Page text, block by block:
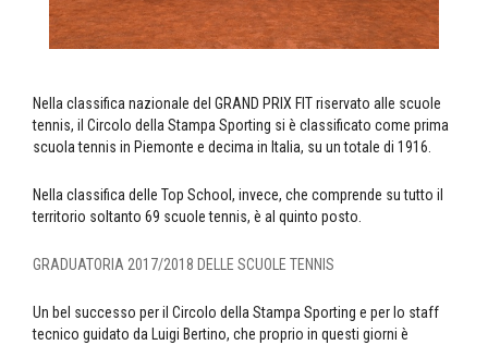
Nella classifica nazionale del GRAND PRIX FIT riservato alle scuole
tennis, il Circolo della Stampa Sporting si è classificato come prima
scuola tennis in Piemonte e decima in Italia, su un totale di 1916.
Nella classifica delle Top School, invece, che comprende su tutto il
territorio soltanto 69 scuole tennis, è al quinto posto.
GRADUATORIA 2017/2018 DELLE SCUOLE TENNIS
Un bel successo per il Circolo della Stampa Sporting e per lo staff
tecnico guidato da Luigi Bertino, che proprio in questi giorni è